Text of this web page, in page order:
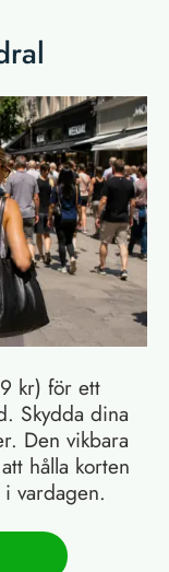
kr) för ett
Skydda dina
Den vikbara
hålla korten
vardagen.